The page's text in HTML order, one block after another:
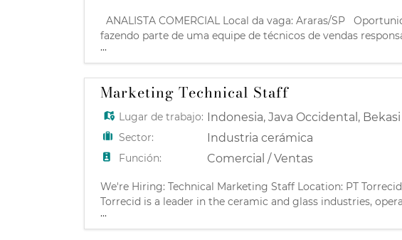
ANALISTA COMERCIAL Local da vaga: Araras/SP
fazendo parte de uma equipe de técnicos de vendas
tendências futuras em produtos, processos e serviços. Você
...
Marketing Technical Staff
Lugar de trabajo: Indonesia,Java Occidental , Bekasi
Sector: Industria cerámica
Función: Comercial / Ventas
We're Hiring: Technical Marketing Staff Location: PT
Torrecid is a leader in the ceramic and glass industries,
we've been a key innovation partner to major ceramic
...